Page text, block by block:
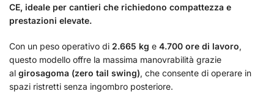
CE, ideale per cantieri che richiedono compattezza e
prestazioni elevate.
Con un peso operativo di 2.665 kg e 4.700 ore di lavoro,
questo modello offre la massima manovrabilità grazie
al girosagoma (zero tail swing), che consente di operare in
spazi ristretti senza ingombro posteriore.